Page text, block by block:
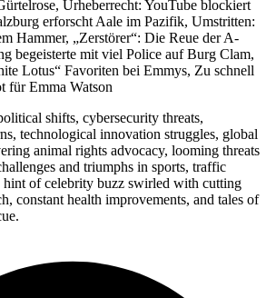
Urheberrecht: YouTube blockiert
erforscht Aale im Pazifik, Umstritten:
Hammer, „Zerstörer“: Die Reue der A-
begeisterte mit viel Police auf Burg Clam,
Lotus“ Favoriten bei Emmys, Zu schnell
für Emma Watson
shifts, cybersecurity threats,
technological innovation struggles, global
animal rights advocacy, looming threats
and triumphs in sports, traffic
hint of celebrity buzz swirled with cutting
constant health improvements, and tales of